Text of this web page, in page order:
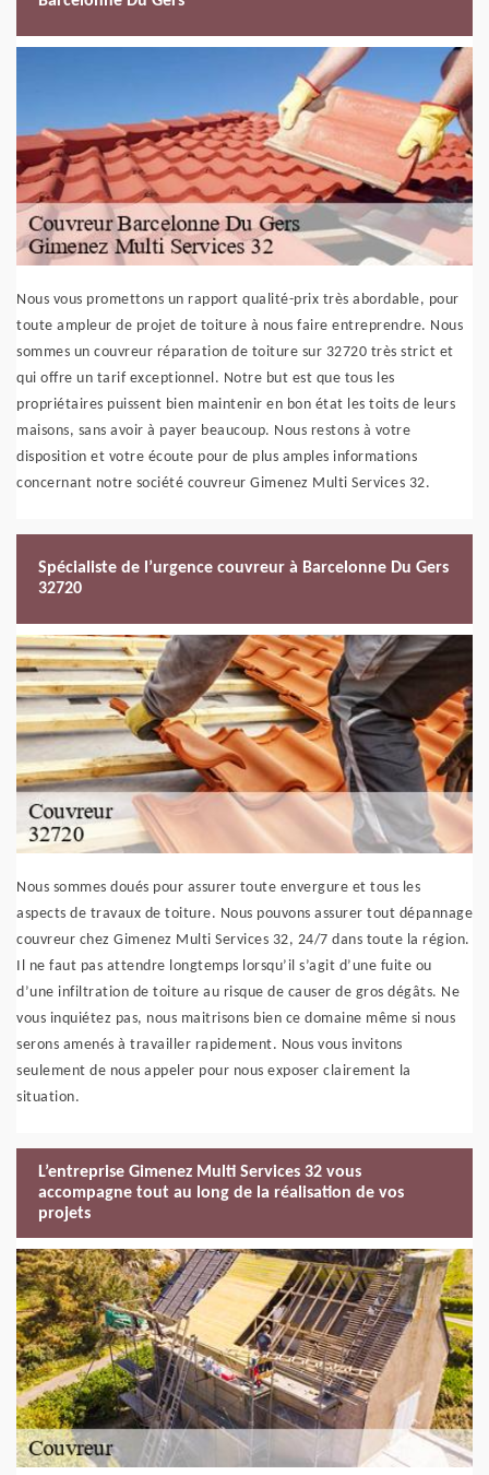
Nous vous promettons un rapport qualité-prix très abordable, pour
toute ampleur de projet de toiture à nous faire entreprendre. Nous
sommes un couvreur réparation de toiture sur 32720 très strict et
qui offre un tarif exceptionnel. Notre but est que tous les
propriétaires puissent bien maintenir en bon état les toits de leurs
maisons, sans avoir à payer beaucoup. Nous restons à votre
disposition et votre écoute pour de plus amples informations
concernant notre société couvreur Gimenez Multi Services 32.
Spécialiste de l’urgence couvreur à Barcelonne Du Gers
32720
Nous sommes doués pour assurer toute envergure et tous les
aspects de travaux de toiture. Nous pouvons assurer tout dépannage
couvreur chez Gimenez Multi Services 32, 24/7 dans toute la région.
Il ne faut pas attendre longtemps lorsqu’il s’agit d’une fuite ou
d’une infiltration de toiture au risque de causer de gros dégâts. Ne
vous inquiétez pas, nous maitrisons bien ce domaine même si nous
serons amenés à travailler rapidement. Nous vous invitons
seulement de nous appeler pour nous exposer clairement la
situation.
L’entreprise Gimenez Multi Services 32 vous
accompagne tout au long de la réalisation de vos
projets